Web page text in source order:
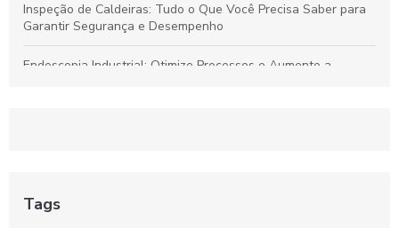
Inspeção de Caldeiras: Tudo o Que Você Precisa Saber para
Garantir Segurança e Desempenho
Endoscopia Industrial: Otimize Processos e Aumente a
Eficiência em Sistemas de Aquecimento
Tags